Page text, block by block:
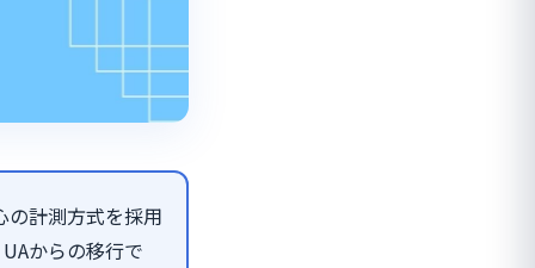
計測方式を採用
からの移行で